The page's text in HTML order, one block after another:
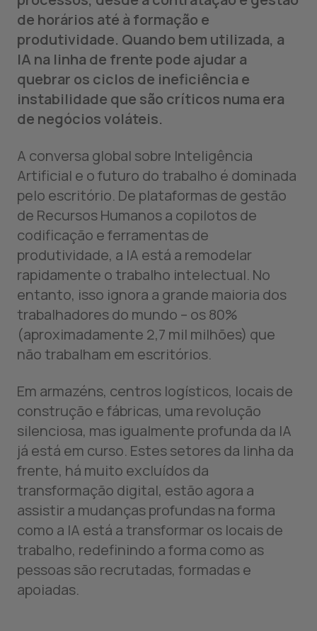
de horários até à formação e
produtividade. Quando bem utilizada, a
IA na linha de frente pode ajudar a
quebrar os ciclos de ineficiência e
instabilidade que são críticos numa era
de negócios voláteis.
A conversa global sobre Inteligência
Artificial e o futuro do trabalho é dominada
pelo escritório. De plataformas de gestão
de Recursos Humanos a copilotos de
codificação e ferramentas de
produtividade, a IA está a remodelar
rapidamente o trabalho intelectual. No
entanto, isso ignora a grande maioria dos
trabalhadores do mundo – os 80%
(aproximadamente 2,7 mil milhões) que
não trabalham em escritórios.
Em armazéns, centros logísticos, locais de
construção e fábricas, uma revolução
silenciosa, mas igualmente profunda da IA
já está em curso. Estes setores da linha da
frente, há muito excluídos da
transformação digital, estão agora a
assistir a mudanças profundas na forma
como a IA está a transformar os locais de
trabalho, redefinindo a forma como as
pessoas são recrutadas, formadas e
apoiadas.